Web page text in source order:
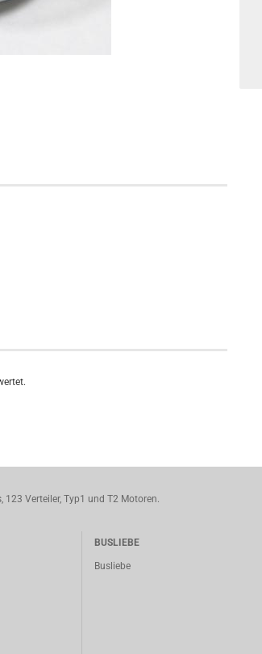
123 Verteiler, Typ1 und T2 Motoren.
BUSLIEBE
Busliebe